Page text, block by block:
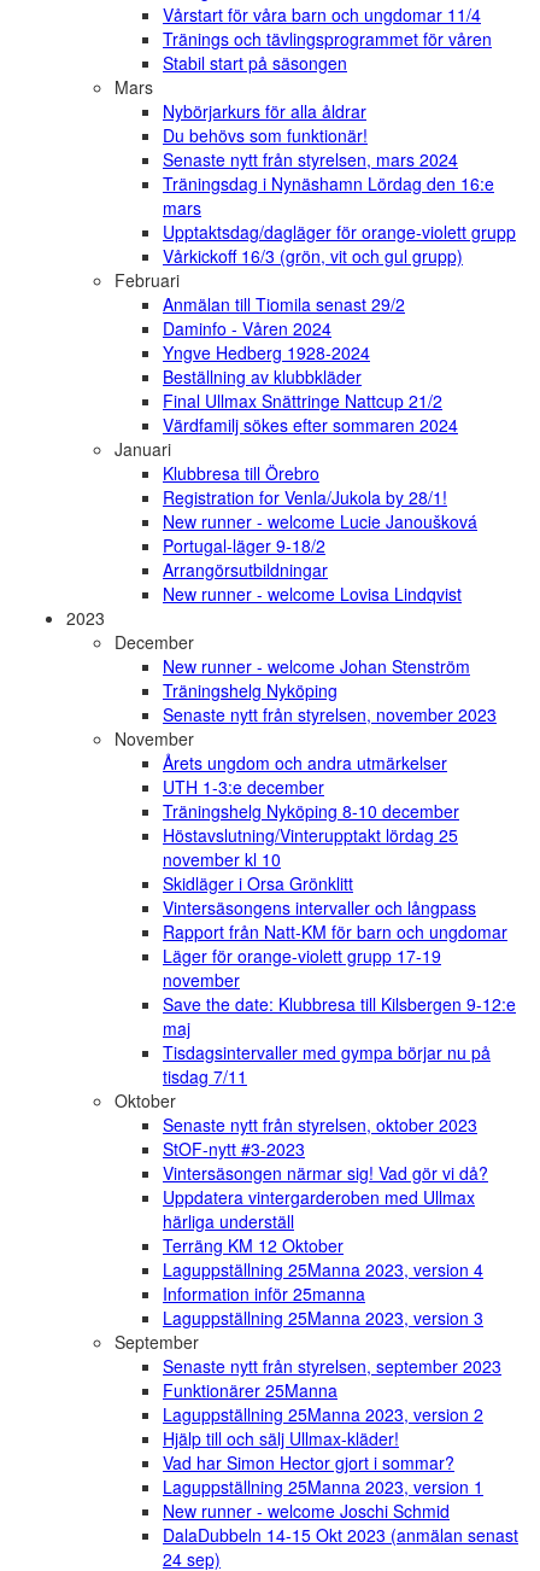
Vårstart för våra barn och ungdomar 11/4
Tränings och tävlingsprogrammet för våren
Stabil start på säsongen
Mars
Nybörjarkurs för alla åldrar
Du behövs som funktionär!
Senaste nytt från styrelsen, mars 2024
Träningsdag i Nynäshamn Lördag den 16:e
mars
Upptaktsdag/dagläger för orange-violett grupp
Vårkickoff 16/3 (grön, vit och gul grupp)
Februari
Anmälan till Tiomila senast 29/2
Daminfo - Våren 2024
Yngve Hedberg 1928-2024
Beställning av klubbkläder
Final Ullmax Snättringe Nattcup 21/2
Värdfamilj sökes efter sommaren 2024
Januari
Klubbresa till Örebro
Registration for Venla/Jukola by 28/1!
New runner - welcome Lucie Janoušková
Portugal-läger 9-18/2
Arrangörsutbildningar
New runner - welcome Lovisa Lindqvist
2023
December
New runner - welcome Johan Stenström
Träningshelg Nyköping
Senaste nytt från styrelsen, november 2023
November
Årets ungdom och andra utmärkelser
UTH 1-3:e december
Träningshelg Nyköping 8-10 december
Höstavslutning/Vinterupptakt lördag 25
november kl 10
Skidläger i Orsa Grönklitt
Vintersäsongens intervaller och långpass
Rapport från Natt-KM för barn och ungdomar
Läger för orange-violett grupp 17-19
november
Save the date: Klubbresa till Kilsbergen 9-12:e
maj
Tisdagsintervaller med gympa börjar nu på
tisdag 7/11
Oktober
Senaste nytt från styrelsen, oktober 2023
StOF-nytt #3-2023
Vintersäsongen närmar sig! Vad gör vi då?
Uppdatera vintergarderoben med Ullmax
härliga underställ
Terräng KM 12 Oktober
Laguppställning 25Manna 2023, version 4
Information inför 25manna
Laguppställning 25Manna 2023, version 3
September
Senaste nytt från styrelsen, september 2023
Funktionärer 25Manna
Laguppställning 25Manna 2023, version 2
Hjälp till och sälj Ullmax-kläder!
Vad har Simon Hector gjort i sommar?
Laguppställning 25Manna 2023, version 1
New runner - welcome Joschi Schmid
DalaDubbeln 14-15 Okt 2023 (anmälan senast
24 sep)